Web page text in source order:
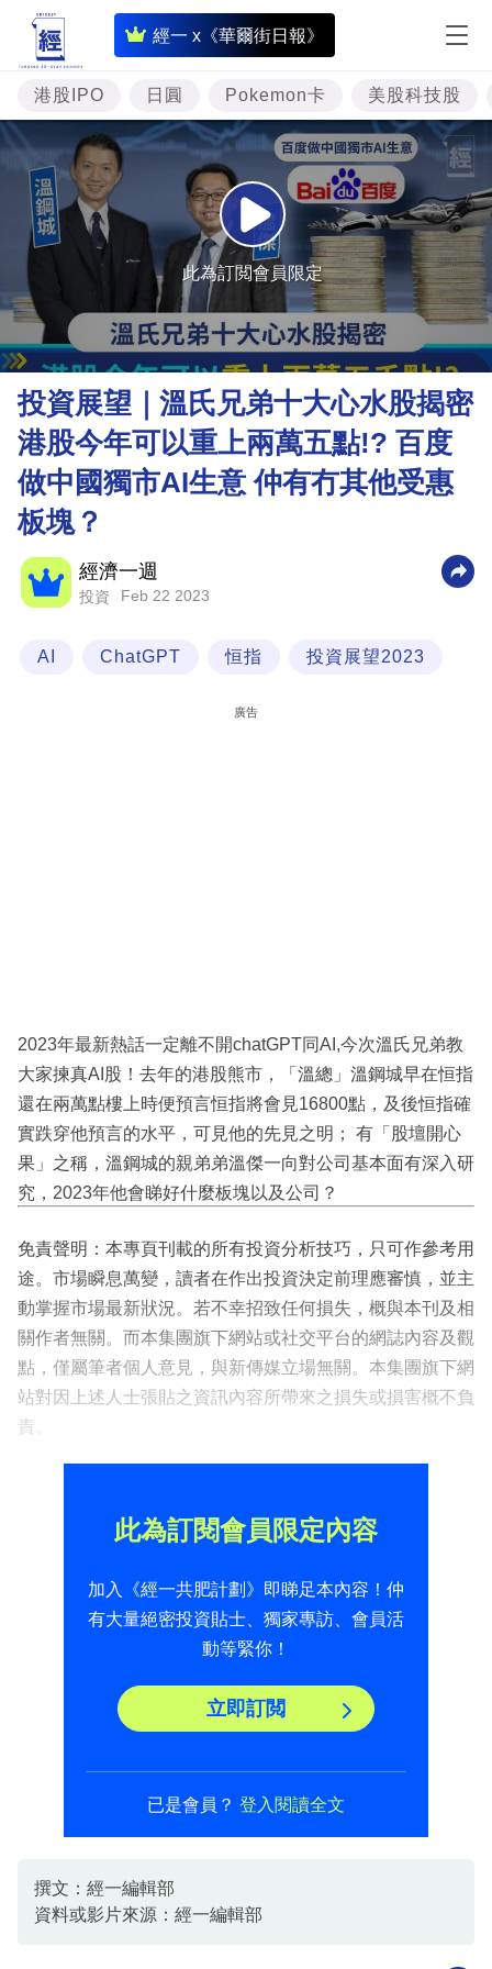
經一 x《華爾街日報》
即
時
財
經
投
資
市
理
商
業
職
生
港股IPO 日圓 Pokemon卡 美股科技股
此為訂閲會員限定
投資展望｜溫氏兄弟十大心水股揭密
港股今年可以重上兩萬五點!? 百度
做中國獨市AI生意 仲有冇其他受惠
板塊？
經濟一週
投資 Feb 22 2023
AI ChatGPT 恒指 投資展望2023
廣告
2023年最新熱話一定離不開chatGPT同AI,今次溫氏兄弟教
大家揀真AI股！去年的港股熊市，「溫總」溫鋼城早在恒指
還在兩萬點樓上時便預言恒指將會見16800點，及後恒指確
實跌穿他預言的水平，可見他的先見之明； 有「股壇開心
果」之稱，溫鋼城的親弟弟溫傑一向對公司基本面有深入研
究，2023年他會睇好什麼板塊以及公司？
免責聲明：本專頁刊載的所有投資分析技巧，只可作參考用
途。市場瞬息萬變，讀者在作出投資決定前理應審慎，並主
動掌握市場最新狀況。若不幸招致任何損失，概與本刊及相
關作者無關。而本集團旗下網站或社交平台的網誌內容及觀
點，僅屬筆者個人意見，與新傳媒立場無關。本集團旗下網
站對因上述人士張貼之資訊內容所帶來之損失或損害概不負
責。
此為訂閱會員限定內容
加入《經一共肥計劃》即睇足本內容！仲
有大量絕密投資貼士、獨家專訪、會員活
動等緊你！
立即訂閲
已是會員？ 登入閱讀全文
撰文：經一編輯部
資料或影片來源：經一編輯部